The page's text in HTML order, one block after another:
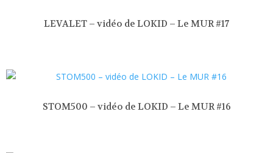
LEVALET – vidéo de LOKID – Le MUR #17
STOM500 – vidéo de LOKID – Le MUR #16